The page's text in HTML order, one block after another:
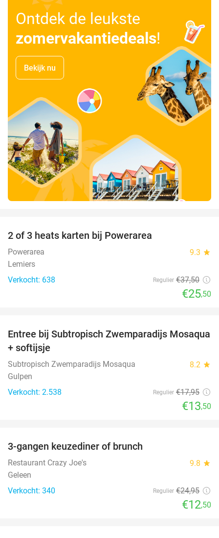
Ontdek de leukste
zomervakantiedeals!
Bekijk nu
2 of 3 heats karten bij Powerarea
Powerarea 9.3 star
Lemiers
Verkocht: 638
Regulier €37,50
€25,50
25%
Entree bij Subtropisch Zwemparadijs Mosaqua
+ softijsje
Subtropisch Zwemparadijs Mosaqua 8.2 star
Gulpen
Verkocht: 2.538
Regulier €17,95
€13,50
3-gangen keuzediner of brunch
Restaurant Crazy Joe's 9.8 star
Geleen
Verkocht: 340
Regulier €24,95
€12,50